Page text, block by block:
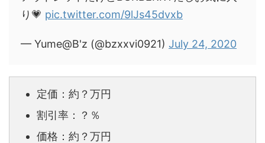
り💗 pic.twitter.com/9lJs45dvxb
— Yume@B'z (@bzxxvi0921) July 24, 2020
定価：約？万円
割引率：？％
価格：約？万円